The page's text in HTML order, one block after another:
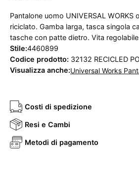
Pantalone uomo UNIVERSAL WORKS
riciclato. Gamba larga, tasca singola
tasche con patte dietro. Vita
Stile:4460899
Codice prodotto: 32132 RECICLED
Visualizza anche:Universal Works
Costi di spedizione
Resi e Cambi
Metodi di pagamento